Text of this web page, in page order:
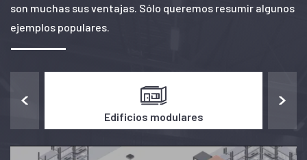
son muchas sus ventajas. Sólo queremos resumir algunos
ejemplos populares.
Edificios modulares